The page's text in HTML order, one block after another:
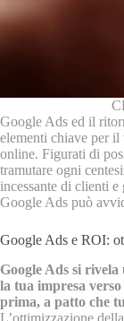
Google Ads ed il
elementi chiave per
online. Figurati di
tramutare ogni
incessante di clienti
Google Ads può
Google Ads e ROI:
Google Ads si
la tua impresa
prima, a patto che
L’ottimizzazione